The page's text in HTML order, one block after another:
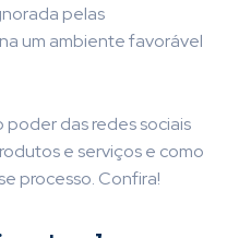
pelas
um ambiente favorável
das redes sociais
e serviços e como
processo. Confira!